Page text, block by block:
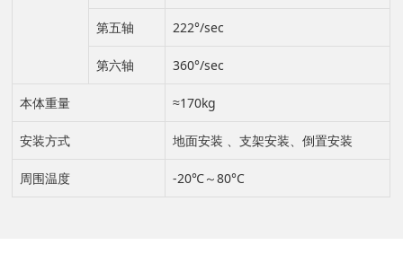
第五轴 222°/sec
第六轴 360°/sec
本体重量 ≈170kg
安装方式 地面安装 、支架安装、倒置安装
周围温度 -20℃～80°C